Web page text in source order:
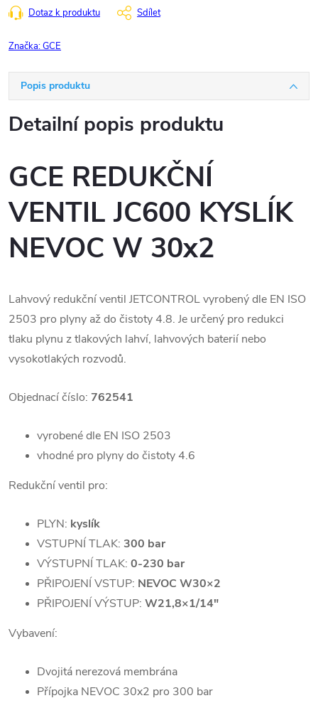
Dotaz k produktu Sdílet
Značka:GCE
Popis produktu
Detailní popis produktu
GCE REDUKČNÍ
VENTIL JC600 KYSLÍK
NEVOC W 30x2
Lahvový redukční ventil JETCONTROL vyrobený dle EN ISO
2503 pro plyny až do čistoty 4.8. Je určený pro redukci
tlaku plynu z tlakových lahví, lahvových baterií nebo
vysokotlakých rozvodů.
Objednací číslo: 762541
vyrobené dle EN ISO 2503
vhodné pro plyny do čistoty 4.6
Redukční ventil pro:
PLYN: kyslík
VSTUPNÍ TLAK: 300 bar
VÝSTUPNÍ TLAK: 0-230 bar
PŘIPOJENÍ VSTUP: NEVOC W30×2
PŘIPOJENÍ VÝSTUP: W21,8×1/14"
Vybavení:
Dvojitá nerezová membrána
Přípojka NEVOC 30x2 pro 300 bar